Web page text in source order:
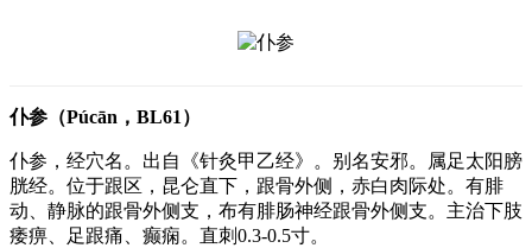
仆参（Púcān，BL61）
仆参，经穴名。出自《针灸甲乙经》。别名安邪。属足太阳膀
胱经。位于跟区，昆仑直下，跟骨外侧，赤白肉际处。有腓
动、静脉的跟骨外侧支，布有腓肠神经跟骨外侧支。主治下肢
痿痹、足跟痛、癫痫。直刺0.3-0.5寸。